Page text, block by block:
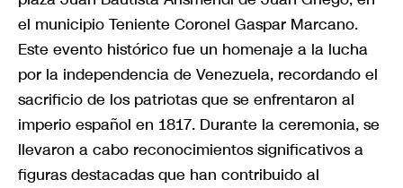
el municipio Teniente Coronel Gaspar Marcano.
Este evento histórico fue un homenaje a la lucha
por la independencia de Venezuela, recordando el
sacrificio de los patriotas que se enfrentaron al
imperio español en 1817. Durante la ceremonia, se
llevaron a cabo reconocimientos significativos a
figuras destacadas que han contribuido al